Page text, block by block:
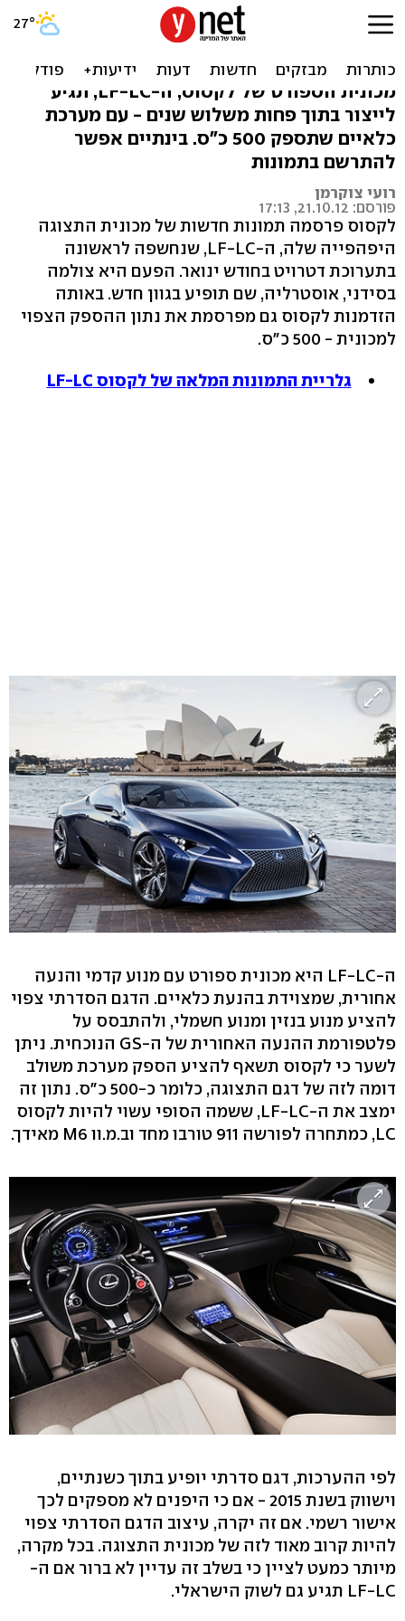
לקסוס LF-LC - יפהפייה
היברידית עם 500 כ"ס
מכונית הספורט של לקסוס, ה-LF-LC, תגיע
לייצור בתוך פחות משלוש שנים - עם מערכת
כלאיים שתספק 500 כ"ס. בינתיים אפשר
להתרשם בתמונות
רועי צוקרמן
פורסם: 21.10.12, 17:13
לקסוס פרסמה תמונות חדשות של מכונית התצוגה
היפהפייה שלה, ה-LF-LC, שנחשפה לראשונה
בתערוכת דטרויט בחודש ינואר. הפעם היא צולמה
בסידני, אוסטרליה, שם תופיע בגוון חדש. באותה
הזדמנות לקסוס גם מפרסמת את נתון ההספק הצפוי
למכונית - 500 כ"ס.
גלריית התמונות המלאה של לקסוס LF-LC
ה-LF-LC היא מכונית ספורט עם מנוע קדמי והנעה
אחורית, שמצוידת בהנעת כלאיים. הדגם הסדרתי צפוי
להציע מנוע בנזין ומנוע חשמלי, ולהתבסס על
פלטפורמת ההנעה האחורית של ה-GS הנוכחית. ניתן
לשער כי לקסוס תשאף להציע הספק מערכת משולב
דומה לזה של דגם התצוגה, כלומר כ-500 כ"ס. נתון זה
ימצב את ה-LF-LC, ששמה הסופי עשוי להיות לקסוס
LC, כמתחרה לפורשה 911 טורבו מחד וב.מ.וו M6 מאידך.
לפי ההערכות, דגם סדרתי יופיע בתוך כשנתיים,
וישווק בשנת 2015 - אם כי היפנים לא מספקים לכך
אישור רשמי. אם זה יקרה, עיצוב הדגם הסדרתי צפוי
להיות קרוב מאוד לזה של מכונית התצוגה. בכל מקרה,
מיותר כמעט לציין כי בשלב זה עדיין לא ברור אם ה-
LF-LC תגיע גם לשוק הישראלי.